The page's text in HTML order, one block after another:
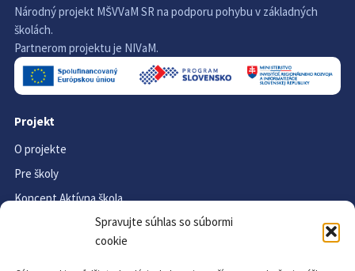
Spravujte súhlas so súbormi
cookie
Národný projekt MŠVVaM SR na podporu pohybu v základných
školách.
Partnerom projektu je NIVaM.
Projekt
O projekte
Pre školy
Koncept Aktívna škola
Materiály na stiahnutie